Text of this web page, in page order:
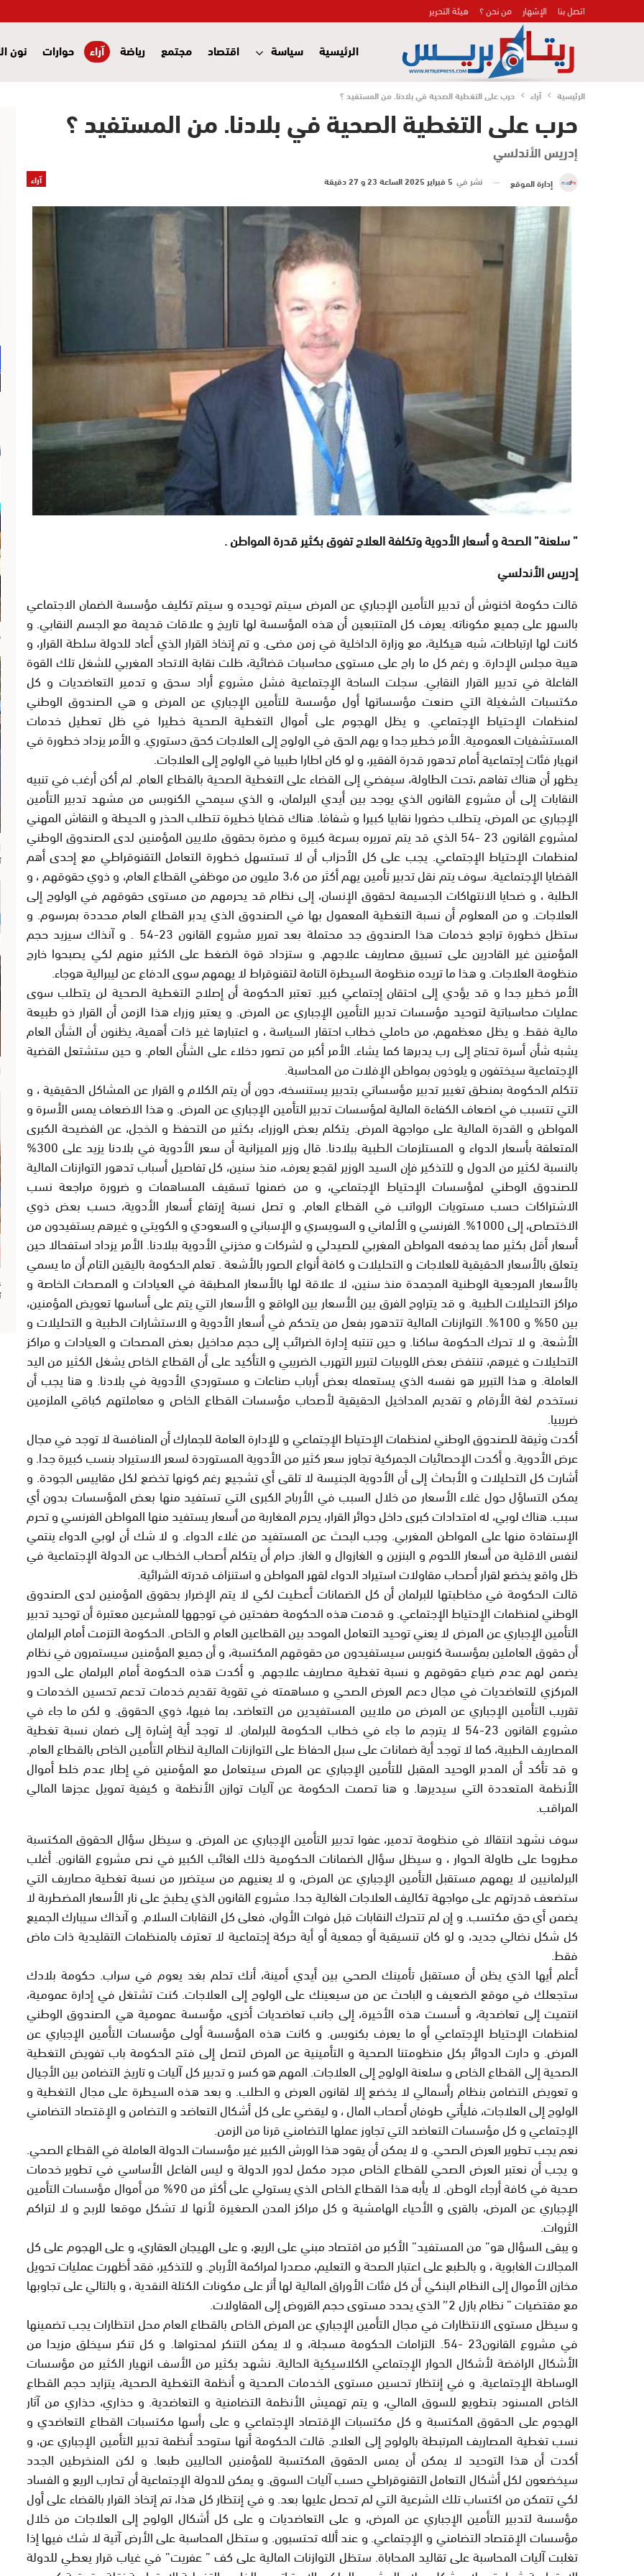
اتصل بنا الإشهار من نحن ؟ هيئة التحرير
الرئيسية سياسة اقتصاد مجتمع رياضة آراء حوارات نون
الرئيسية آراء حرب على التغطية الصحية في بلادنا. من المستفيد ؟
حرب على التغطية الصحية في بلادنا. من المستفيد ؟
إدريس الأندلسي
آراء إدارة الموقع نشر في 5 فبراير 2025 الساعة 23 و 27 دقيقة
” سلعنة” الصحة و أسعار الأدوية وتكلفة العلاج تفوق بكثير قدرة المواطن .
إدريس الأندلسي
قالت حكومة اخنوش أن تدبير التأمين الإجباري عن المرض سيتم توحيده و سيتم تكليف مؤسسة الضمان الاجتماعي
بالسهر على جميع مكوناته. يعرف كل المتتبعين أن هذه المؤسسة لها تاريخ و علاقات قديمة مع الجسم النقابي. و
كانت لها ارتباطات، شبه هيكلية، مع وزارة الداخلية في زمن مضى. و تم إتخاذ القرار الذي أعاد للدولة سلطة القرار، و
هيبة مجلس الإدارة. و رغم كل ما راج على مستوى محاسبات قضائية، ظلت نقابة الاتحاد المغربي للشغل تلك القوة
الفاعلة في تدبير القرار النقابي. سجلت الساحة الإجتماعية فشل مشروع أراد سحق و تدمير التعاضديات و كل
مكتسبات الشغيلة التي صنعت مؤسساتها أول مؤسسة للتأمين الإجباري عن المرض و هي الصندوق الوطني
لمنظمات الإحتياط الإجتماعي. و يظل الهجوم على أموال التغطية الصحية خطيرا في ظل تعطيل خدمات
المستشفيات العمومية. الأمر خطير جدا و يهم الحق في الولوج إلى العلاجات كحق دستوري. و الأمر يزداد خطورة في
انهيار فئات إجتماعية أمام تدهور قدرة الفقير، و لو كان اطارا طبيبا في الولوج إلى العلاجات.
يظهر أن هناك تفاهم ،تحت الطاولة، سيفضي إلى القضاء على التغطية الصحية بالقطاع العام. لم أكن أرغب في تنبيه
النقابات إلى أن مشروع القانون الذي يوجد بين أيدي البرلمان، و الذي سيمحي الكنوبس من مشهد تدبير التأمين
الإجباري عن المرض، يتطلب حضورا نقابيا كبيرا و شفافا. هناك قضايا خطيرة تتطلب الحذر و الحيطة و النقاش المهني
لمشروع القانون 23 -54 الذي قد يتم تمريره بسرعة كبيرة و مضرة بحقوق ملايين المؤمنين لدى الصندوق الوطني
لمنظمات الإحتياط الإجتماعي. يجب على كل الأحزاب أن لا تستسهل خطورة التعامل التقنوقراطي مع إحدى أهم
القضايا الإجتماعية. سوف يتم نقل تدبير تأمين يهم أكثر من 3،6 مليون من موظفي القطاع العام، و ذوي حقوقهم ، و
الطلبة ، و ضحايا الانتهاكات الجسيمة لحقوق الإنسان، إلى نظام قد يحرمهم من مستوى حقوقهم في الولوج إلى
العلاجات. و من المعلوم أن نسبة التغطية المعمول بها في الصندوق الذي يدبر القطاع العام محددة بمرسوم. و
ستظل خطورة تراجع خدمات هذا الصندوق جد محتملة بعد تمرير مشروع القانون 23-54 . و آنذاك سيزيد حجم
المؤمنين غير القادرين على تسبيق مصاريف علاجهم. و ستزداد قوة الضغط على الكثير منهم لكي يصبحوا خارج
منظومة العلاجات. و هذا ما تريده منظومة السيطرة التامة لتقنوقراط لا يهمهم سوى الدفاع عن ليبرالية هوجاء.
الأمر خطير جدا و قد يؤدي إلى احتقان إجتماعي كبير. تعتبر الحكومة أن إصلاح التغطية الصحية لن يتطلب سوى
عمليات محاسباتية لتوحيد مؤسسات تدبير التأمين الإجباري عن المرض. و يعتبر وزراء هذا الزمن أن القرار ذو طبيعة
مالية فقط. و يظل معظمهم، من حاملي خطاب احتقار السياسة ، و اعتبارها غير ذات أهمية، يظنون أن الشأن العام
يشبه شأن أسرة تحتاج إلى رب يدبرها كما يشاء. الأمر أكبر من تصور دخلاء على الشأن العام. و حين ستشتعل القضية
الإجتماعية سيختفون و يلوذون بمواطن الإفلات من المحاسبة.
تتكلم الحكومة بمنطق تغيير تدبير مؤسساتي بتدبير يستنسخه، دون أن يتم الكلام و القرار عن المشاكل الحقيقية ، و
التي تتسبب في اضعاف الكفاءة المالية لمؤسسات تدبير التأمين الإجباري عن المرض. و هذا الاضعاف يمس الأسرة و
المواطن و القدرة المالية على مواجهة المرض. يتكلم بعض الوزراء، بكثير من التحفظ و الخجل، عن الفضيحة الكبرى
المتعلقة بأسعار الدواء و المستلزمات الطبية ببلادنا. قال وزير الميزانية أن سعر الأدوية في بلادنا يزيد على 300%
بالنسبة لكثير من الدول و للتذكير فإن السيد الوزير لقجع يعرف، منذ سنين، كل تفاصيل أسباب تدهور التوازنات المالية
للصندوق الوطني لمؤسسات الإحتياط الإجتماعي، و من ضمنها تسقيف المساهمات و ضرورة مراجعة نسب
الاشتراكات حسب مستويات الرواتب في القطاع العام. و تصل نسبة إرتفاع أسعار الأدوية، حسب بعض ذوي
الاختصاص، إلى 1000%. الفرنسي و الألماني و السويسري و الإسباني و السعودي و الكويتي و غيرهم يستفيدون من
أسعار أقل بكثير مما يدفعه المواطن المغربي للصيدلي و لشركات و مخزني الأدوية ببلادنا. الأمر يزداد استفحالا حين
يتعلق بالأسعار الحقيقية للعلاجات و التحليلات و كافة أنواع الصور بالأشعة . تعلم الحكومة باليقين التام أن ما يسمي
بالأسعار المرجعية الوطنية المجمدة منذ سنين، لا علاقة لها بالأسعار المطبقة في العيادات و المصحات الخاصة و
مراكز التحليلات الطبية. و قد يتراوح الفرق بين الأسعار بين الواقع و الأسعار التي يتم على أساسها تعويض المؤمنين،
بين 50% و 100%. التوازنات المالية تتدهور بفعل من يتحكم في أسعار الأدوية و الاستشارات الطبية و التحليلات و
الأشعة. و لا تحرك الحكومة ساكنا. و حين تنتبه إدارة الضرائب إلى حجم مداخيل بعض المصحات و العيادات و مراكز
التحليلات و غيرهم، تنتفض بعض اللوبيات لتبرير التهرب الضريبي و التأكيد على أن القطاع الخاص يشغل الكثير من اليد
العاملة. و هذا التبرير هو نفسه الذي يستعمله بعض أرباب صناعات و مستوردي الأدوية في بلادنا. و هنا يجب أن
نستخدم لغة الأرقام و تقديم المداخيل الحقيقية لأصحاب مؤسسات القطاع الخاص و معاملتهم كباقي الملزمين
ضريبيا.
أكدت وثيقة للصندوق الوطني لمنظمات الإحتياط الإجتماعي و للإدارة العامة للجمارك أن المنافسة لا توجد في مجال
عرض الأدوية. و أكدت الإحصائيات الجمركية تجاوز سعر كثير من الأدوية المستوردة لسعر الاستيراد بنسب كبيرة جدا. و
أشارت كل التحليلات و الأبحاث إلى أن الأدوية الجنيسة لا تلقى أي تشجيع رغم كونها تخضع لكل مقاييس الجودة. و
يمكن التساؤل حول غلاء الأسعار من خلال السبب في الأرباح الكبرى التي تستفيد منها بعض المؤسسات بدون أي
سبب. هناك لوبي، له امتدادات كبرى داخل دوائر القرار، يحرم المغاربة من أسعار يستفيد منها المواطن الفرنسي و تحرم
الإستفادة منها على المواطن المغربي. وجب البحث عن المستفيد من غلاء الدواء. و لا شك أن لوبي الدواء ينتمي
لنفس الاقلية من أسعار اللحوم و البنزين و الغازوال و الغاز. حرام أن يتكلم أصحاب الخطاب عن الدولة الإجتماعية في
ظل واقع يخضع لقرار أصحاب مقاولات استيراد الدواء لقهر المواطن و استنزاف قدرته الشرائية.
قالت الحكومة في مخاطبتها للبرلمان أن كل الضمانات أعطيت لكي لا يتم الإضرار بحقوق المؤمنين لدى الصندوق
الوطني لمنظمات الإحتياط الإجتماعي. و قدمت هذه الحكومة صفحتين في توجهها للمشرعين معتبرة أن توحيد تدبير
التأمين الإجباري عن المرض لا يعني توحيد التعامل الموحد بين القطاعين العام و الخاص. الحكومة التزمت أمام البرلمان
أن حقوق العاملين بمؤسسة كنوبس سيستفيدون من حقوقهم المكتسبة، و أن جميع المؤمنين سيستمرون في نظام
يضمن لهم عدم ضياع حقوقهم و نسبة تغطية مصاريف علاجهم. و أكدت هذه الحكومة أمام البرلمان على الدور
المركزي للتعاضديات في مجال دعم العرض الصحي و مساهمته في تقوية تقديم خدمات تدعم تحسين الخدمات و
تقريب التأمين الإجباري عن المرض من ملايين المستفيدين من التعاضد، بما فيها، ذوي الحقوق. و لكن ما جاء في
مشروع القانون 23-54 لا يترجم ما جاء في خطاب الحكومة للبرلمان. لا توجد أية إشارة إلى ضمان نسبة تغطية
المصاريف الطبية، كما لا توجد أية ضمانات على سبل الحفاظ على التوازنات المالية لنظام التأمين الخاص بالقطاع العام.
و قد تأكد أن المدبر الوحيد المقبل للتأمين الإجباري عن المرض سيتعامل مع المؤمنين في إطار عدم خلط أموال
الأنظمة المتعددة التي سيديرها. و هنا تصمت الحكومة عن آليات توازن الأنظمة و كيفية تمويل عجزها المالي
المراقب.
سوف نشهد انتقالا في منظومة تدمير، عفوا تدبير التأمين الإجباري عن المرض. و سيظل سؤال الحقوق المكتسبة
مطروحا على طاولة الحوار ، و سيظل سؤال الضمانات الحكومية ذلك الغائب الكبير في نص مشروع القانون. أغلب
البرلمانيين لا يهمهم مستقبل التأمين الإجباري عن المرض، و لا يعنيهم من سيتضرر من نسبة تغطية مصاريف التي
ستضعف قدرتهم على مواجهة تكاليف العلاجات الغالية جدا. مشروع القانون الذي يطبخ على نار الأسعار المضطربة لا
يضمن أي حق مكتسب. و إن لم تتحرك النقابات قبل فوات الأوان، فعلى كل النقابات السلام. و آنذاك سيبارك الجميع
كل شكل نضالي جديد، و لو كان تنسيقية أو جمعية أو أية حركة إجتماعية لا تعترف بالمنظمات التقليدية ذات ماض
فقط.
أعلم أيها الذي يظن أن مستقبل تأمينك الصحي بين أيدي أمينة، أنك تحلم بغد يعوم في سراب. حكومة بلادك
ستجعلك في موقع الضعيف و الباحث عن من سيعينك على الولوج إلى العلاجات. كنت تشتغل في إدارة عمومية،
انتميت إلى تعاضدية، و أسست هذه الأخيرة، إلى جانب تعاضديات أخرى، مؤسسة عمومية هي الصندوق الوطني
لمنظمات الإحتياط الإجتماعي أو ما يعرف بكنوبس. و كانت هذه المؤسسة أولى مؤسسات التأمين الإجباري عن
المرض. و دارت الدوائر بكل منظومتنا الصحية و التأمينية عن المرض لتصل إلى فتح الحكومة باب تفويض التغطية
الصحية إلى القطاع الخاص و سلعنة الولوج إلى العلاجات. المهم هو كسر و تدبير كل آليات و تاريخ التضامن بين الأجيال
و تعويض التضامن بنظام رأسمالي لا يخضع إلا لقانون العرض و الطلب. و بعد هذه السيطرة على مجال التغطية و
الولوج إلى العلاجات، فليأتي طوفان أصحاب المال ، و ليقضي على كل أشكال التعاضد و التضامن و الإقتصاد التضامني
الإجتماعي و كل مؤسسات التعاضد التي تجاوز عملها التضامني قرنا من الزمن.
نعم يجب تطوير العرض الصحي. و لا يمكن أن يقود هذا الورش الكبير غير مؤسسات الدولة العاملة في القطاع الصحي.
و يجب أن نعتبر العرض الصحي للقطاع الخاص مجرد مكمل لدور الدولة و ليس الفاعل الأساسي في تطوير خدمات
صحية في كافة أرجاء الوطن. لا يأبه هذا القطاع الخاص الذي يستولي على أكثر من 90% من أموال مؤسسات التأمين
الإجباري عن المرض، بالقرى و الأحياء الهامشية و كل مراكز المدن الصغيرة لأنها لا تشكل موقعا للربح و لا لتراكم
الثروات.
و يبقى السؤال هو” من المستفيد” الأكبر من اقتصاد مبني على الريع، و على الهيجان العقاري، و على الهجوم على كل
المجالات الغابوية ، و بالطبع على اعتبار الصحة و التعليم، مصدرا لمراكمة الأرباح. و للتذكير، فقد أظهرت عمليات تحويل
مخازن الأموال إلى النظام البنكي أن كل فئات الأوراق المالية لها أثر على مكونات الكتلة النقدية ، و بالتالي على تجاوبها
مع مقتضيات ” نظام بازل 2″ الذي يحدد مستوى حجم القروض إلى المقاولات.
و سيظل مستوى الانتظارات في مجال التأمين الإجباري عن المرض الخاص بالقطاع العام محل انتظارات يجب تضمينها
في مشروع القانون23 -54. التزامات الحكومة مسجلة، و لا يمكن التنكر لمحتواها. و كل تنكر سيخلق مزيدا من
الأشكال الرافضة لأشكال الحوار الإجتماعي الكلاسيكية الحالية. نشهد بكثير من الأسف انهيار الكثير من مؤسسات
الوساطة الإجتماعية. و في إنتظار تحسين مستوى الخدمات الصحية و أنظمة التغطية الصحية، يتزايد حجم القطاع
الخاص المسنود بتطويع للسوق المالي، و يتم تهميش الأنظمة التضامنية و التعاضدية. و حذاري، حذاري من آثار
الهجوم على الحقوق المكتسبة و كل مكتسبات الإقتصاد الإجتماعي و على رأسها مكتسبات القطاع التعاضدي و
نسب تغطية المصاريف المرتبطة بالولوج إلى العلاج. قالت الحكومة أنها ستوحد أنظمة تدبير التأمين الإجباري عن، و
أكدت أن هذا التوحيد لا يمكن أن يمس الحقوق المكتسبة للمؤمنين الحاليين طبعا. و لكن المنخرطين الجدد
سيخضعون لكل أشكال التعامل التقنوقراطي حسب آليات السوق. و يمكن للدولة الإجتماعية أن تحارب الريع و الفساد
لكي تتمكن من اكتساب تلك الشرعية التي لم تحصل عليها بعد. و في إنتظار كل هذا، تم إتخاذ القرار بالقضاء على أول
مؤسسة لتدبير التأمين الإجباري عن المرض، و على التعاضديات و على كل أشكال الولوج إلى العلاجات من خلال
مؤسسات الإقتصاد التضامني و الإجتماعي. و عند ألله تحتسبون. و ستظل المحاسبة على الأرض آتية لا شك فيها إذا
تغلبت آليات المحاسبة على تقاليد المحاباة. ستظل التوازنات المالية على كف ” عفريت” في غياب قرار يعطي للدولة